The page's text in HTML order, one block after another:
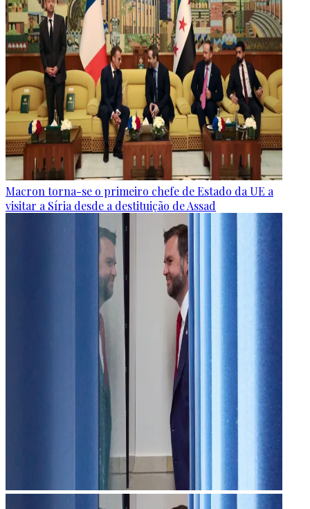
Macron torna-se o primeiro chefe de Estado da UE a
visitar a Síria desde a destituição de Assad